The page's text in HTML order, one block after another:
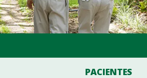
PACIENTES